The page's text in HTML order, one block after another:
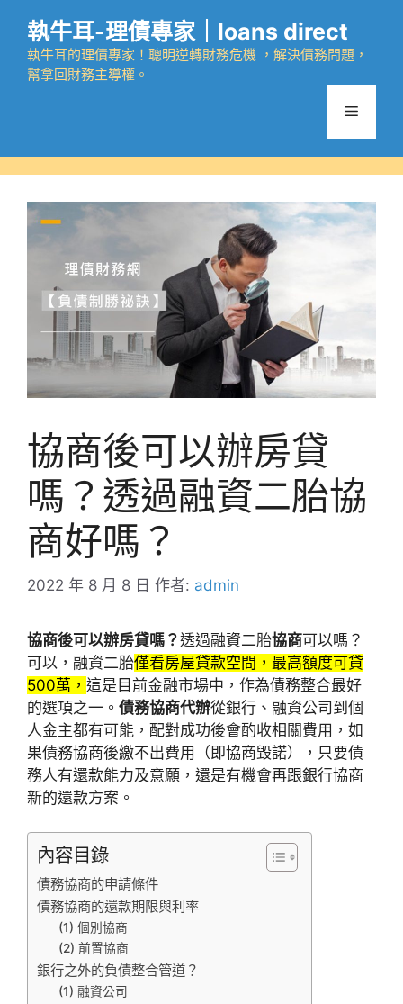
執牛耳-理債專家｜loans direct
執牛耳的理債專家！聰明逆轉財務危機 ，解決債務問題，
幫拿回財務主導權。
選
協商後可以辦房貸
嗎？透過融資二胎協
商好嗎？
2022 年 8 月 8 日 作者: admin
協商後可以辦房貸嗎？透過融資二胎協商可以嗎？
可以， 融資二胎僅看房屋貸款空間，最高額度可貸
500萬， 這是目前金融市場中，作為債務整合最好
的選項之一。 債務協商代辦從銀行、融資公司到個
人金主都有可能，配對成功後會酌收相關費用，如
果債務協商後繳不出費用（即協商毀諾），只要債
務人有還款能力及意願，還是有機會再跟銀行協商
新的還款方案。
內容目錄
債務協商的申請條件
債務協商的還款期限與利率
(1) 個別協商
(2) 前置協商
銀行之外的負債整合管道？
(1) 融資公司